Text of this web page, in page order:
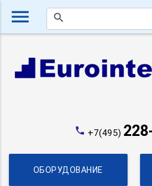
menu search
phone +7(495)
ОБОРУДОВАНИЕ